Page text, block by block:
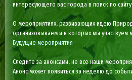
интересующего вас города в поиск по
О мероприятиях, развивающих идею
организовываем и в которых мы участвуем
Будущие мероприятия
Следите за анонсами, не все наши
Анонс может появиться за неделю до